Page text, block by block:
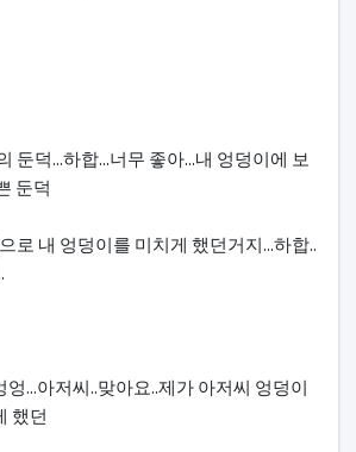
둔덕...하합...너무 좋아...내 엉덩이에 보
둔덕
로 내 엉덩이를 미치게 했던거지...하합..
엉...아저씨..맞아요..제가 아저씨 엉덩이
했던